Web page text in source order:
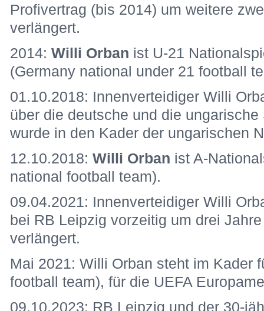
Profivertrag (bis 2014) um weitere
verlängert.
2014:Willi Orban ist U-21
(Germany national under 21 football
01.10.2018: Innenverteidiger Willi
über die deutsche und die
wurde in den Kader der ungarischen
12.10.2018:Willi Orban ist A-
national football team).
09.04.2021: Innenverteidiger Willi
bei RB Leipzig vorzeitig um drei
verlängert.
Mai 2021: Willi Orban steht im Kader
football team), für die UEFA
09.10.2023: RB Leipzig und der 30-